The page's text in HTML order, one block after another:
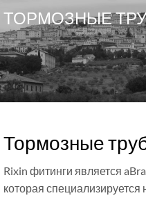
ТОРМОЗНЫЕ
Тормозные
Rixin фитинги является
которая